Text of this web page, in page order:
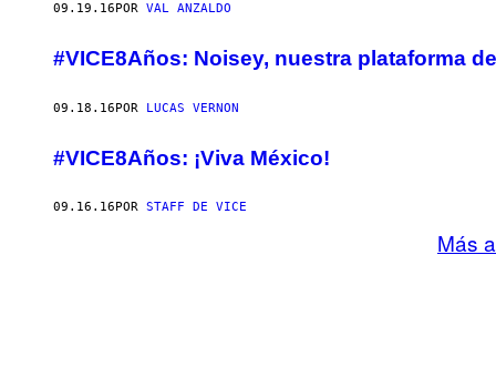
09.19.16 POR VAL ANZALDO
#VICE8Años: Noisey, nuestra plataforma
09.18.16POR LUCAS VERNON
#VICE8Años: ¡Viva México!
09.16.16 POR STAFF DE VICE
Más